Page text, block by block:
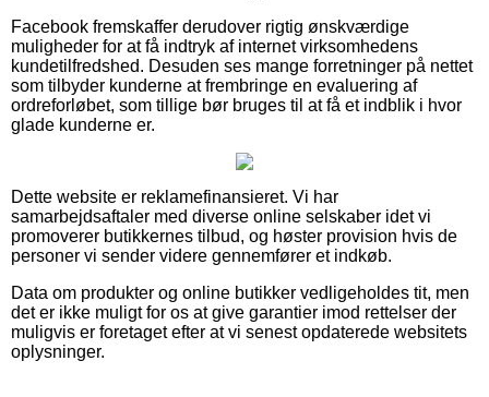
Facebook fremskaffer derudover rigtig ønskværdige
muligheder for at få indtryk af internet virksomhedens
kundetilfredshed. Desuden ses mange forretninger på nettet
som tilbyder kunderne at frembringe en evaluering af
ordreforløbet, som tillige bør bruges til at få et indblik i hvor
glade kunderne er.
Dette website er reklamefinansieret. Vi har
samarbejdsaftaler med diverse online selskaber idet vi
promoverer butikkernes tilbud, og høster provision hvis de
personer vi sender videre gennemfører et indkøb.
Data om produkter og online butikker vedligeholdes tit, men
det er ikke muligt for os at give garantier imod rettelser der
muligvis er foretaget efter at vi senest opdaterede websitets
oplysninger.